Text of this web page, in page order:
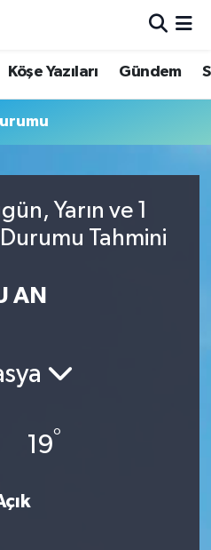
Köşe Yazıları Gündem
Yarın ve 1
Tahmini
AN
19°
ve Fikstür